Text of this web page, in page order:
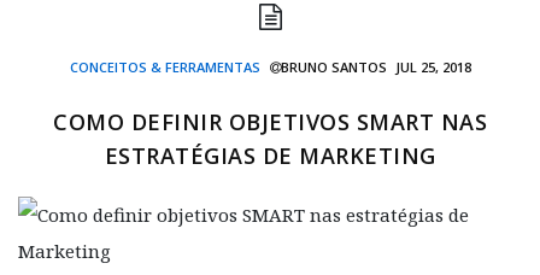
CONCEITOS & FERRAMENTAS BRUNO SANTOS JUL 25, 2018
COMO DEFINIR OBJETIVOS SMART NAS
ESTRATÉGIAS DE MARKETING